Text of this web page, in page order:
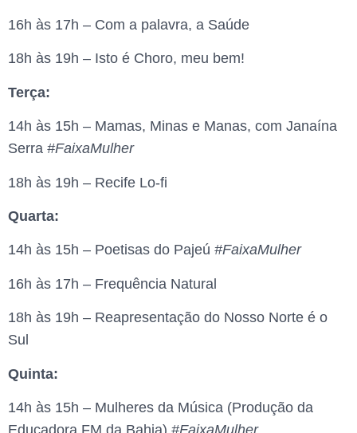
16h às 17h – Com a palavra, a Saúde
18h às 19h – Isto é Choro, meu bem!
Terça:
14h às 15h – Mamas, Minas e Manas, com Janaína
Serra #FaixaMulher
18h às 19h – Recife Lo-fi
Quarta:
14h às 15h – Poetisas do Pajeú #FaixaMulher
16h às 17h – Frequência Natural
18h às 19h – Reapresentação do Nosso Norte é o
Sul
Quinta:
14h às 15h – Mulheres da Música (Produção da
Educadora FM da Bahia) #FaixaMulher